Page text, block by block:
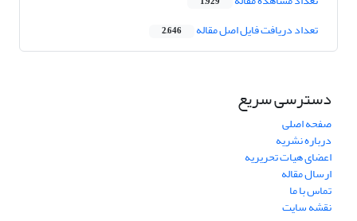
تعداد دریافت فایل اصل مقاله 2,646
دسترسی سریع
صفحه اصلی
درباره نشریه
اعضای هیات تحریریه
ارسال مقاله
تماس با ما
نقشه سایت